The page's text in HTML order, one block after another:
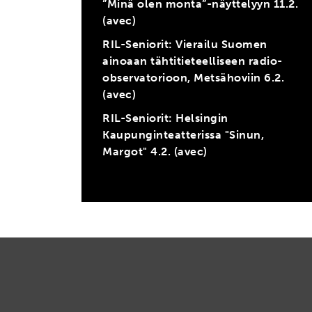
”Minä olen monta”-näyttelyyn 11.2.
(avec)
RIL-Seniorit: Vierailu Suomen
ainoaan tähtitieteelliseen radio-
observatorioon, Metsähoviin 6.2.
(avec)
RIL-Seniorit: Helsingin
Kaupunginteatterissa "Sinun,
Margot" 4.2. (avec)